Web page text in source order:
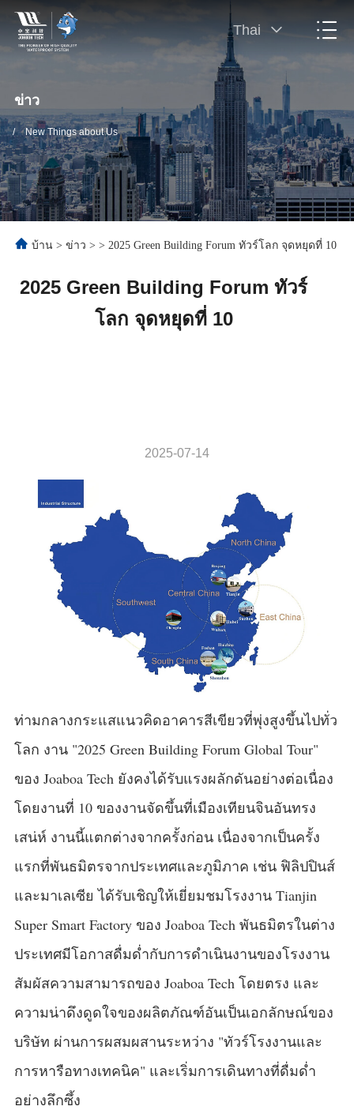
Thai
ข่าว
/ New Things about Us
บ้าน > ข่าว > > 2025 Green Building Forum ทัวร์โลก จุดหยุดที่ 10
2025 Green Building Forum ทัวร์
โลก จุดหยุดที่ 10
2025-07-14
ท่ามกลางกระแสแนวคิดอาคารสีเขียวที่พุ่งสูงขึ้นไปทั่ว
โลก งาน "2025 Green Building Forum Global Tour"
ของ Joaboa Tech ยังคงได้รับแรงผลักดันอย่างต่อเนื่อง
โดยงานที่ 10 ของงานจัดขึ้นที่เมืองเทียนจินอันทรง
เสน่ห์ งานนี้แตกต่างจากครั้งก่อน เนื่องจากเป็นครั้ง
แรกที่พันธมิตรจากประเทศและภูมิภาค เช่น ฟิลิปปินส์
และมาเลเซีย ได้รับเชิญให้เยี่ยมชมโรงงาน Tianjin
Super Smart Factory ของ Joaboa Tech พันธมิตรในต่าง
ประเทศมีโอกาสดื่มด่ำกับการดำเนินงานของโรงงาน
สัมผัสความสามารถของ Joaboa Tech โดยตรง และ
ความน่าดึงดูดใจของผลิตภัณฑ์อันเป็นเอกลักษณ์ของ
บริษัท ผ่านการผสมผสานระหว่าง "ทัวร์โรงงานและ
การหารือทางเทคนิค" และเริ่มการเดินทางที่ดื่มด่ำ
อย่างลึกซึ้ง